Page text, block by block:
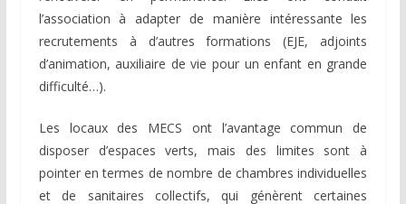
l’association à adapter de manière intéressante les
recrutements à d’autres formations (EJE, adjoints
d’animation, auxiliaire de vie pour un enfant en grande
difficulté…).
Les locaux des MECS ont l’avantage commun de
disposer d’espaces verts, mais des limites sont à
pointer en termes de nombre de chambres individuelles
et de sanitaires collectifs, qui génèrent certaines